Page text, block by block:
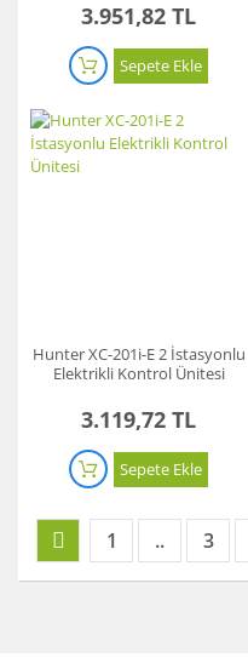
3.951,82 TL
Sepete Ekle
Hunter XC-201i-E 2 İstasyonlu
Elektrikli Kontrol Ünitesi
3.119,72 TL
Sepete Ekle
1 .. 3